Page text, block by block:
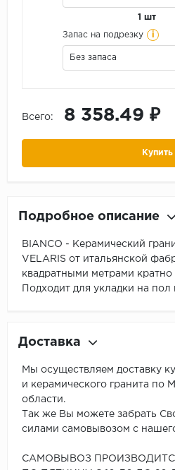
1 шт
Запас на подрезку i
Без запаса
Всего: 8 358.49 ₽
Купить
Подробное описание
BIANCO - Керамический
VELARIS от итальянской
квадратными метрами кратно
Подходит для укладки на пол
Доставка
Мы осуществляем доставку
и керамического гранита по
области.
Так же Вы можете забрать
силами самовывозом с
САМОВЫВОЗ